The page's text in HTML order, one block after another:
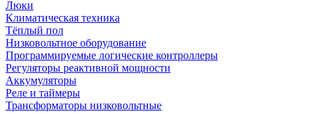
Люки
Климатическая техника
Тёплый пол
Низковольтное оборудование
Программируемые логические контроллеры
Регуляторы реактивной мощности
Аккумуляторы
Реле и таймеры
Трансформаторы низковольтные